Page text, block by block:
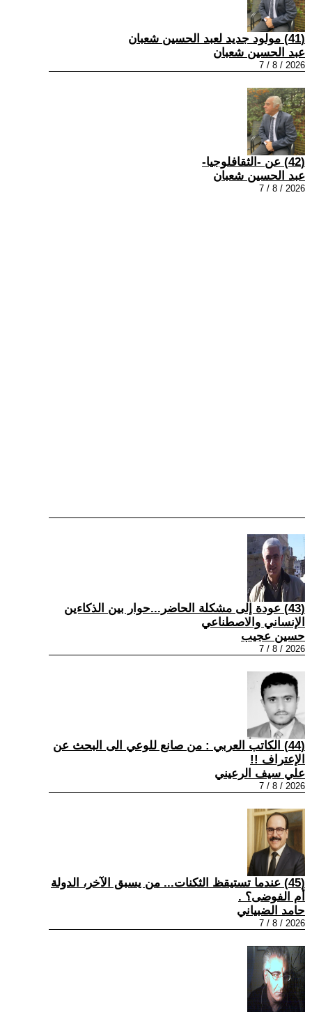
(41) مولود جديد لعبد الحسين شعبان
عبد الحسين شعبان
2026 / 8 / 7
(42) عن -الثقافلوجيا-
عبد الحسين شعبان
2026 / 8 / 7
(43) عودة إلى مشكلة الحاضر...حوار بين الذكاءين
الإنساني والاصطناعي
حسين عجيب
2026 / 8 / 7
(44) الكاتب العربي : من صانع للوعي الى البحث عن
الإعتراف !!
علي سيف الرعيني
2026 / 8 / 7
(45) عندما تستيقظ الثكنات... من يسبق الآخر، الدولة
أم الفوضى؟ .
حامد الضبياني
2026 / 8 / 7